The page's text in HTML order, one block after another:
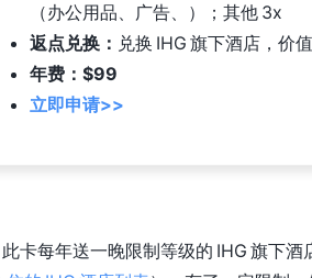
（办公用品、广告、）；其他 3x
返点兑换： 兑换 IHG 旗下酒店，价
年费：$99
立即申请>>
此卡每年送一晚限制等级的 IHG 旗下